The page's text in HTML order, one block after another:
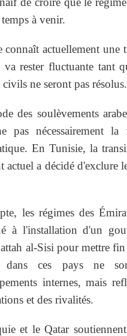
à venir.
connaît actuellement
rester fluctuante tant
civils ne seront pas résolus.
des soulèvements
pas nécessairement
En Tunisie, la
actuel a décidé d'exclure
les régimes des
à l'installation d'un
al-Sisi pour mettre
dans ces pays ne
internes, mais
et des rivalités.
et le Qatar